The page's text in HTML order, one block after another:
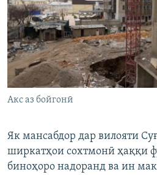
Акс аз бойгонӣ
Як мансабдор дар вилояти
ширкатҳои сохтмонӣ ҳаққи
биноҳоро надоранд ва ин